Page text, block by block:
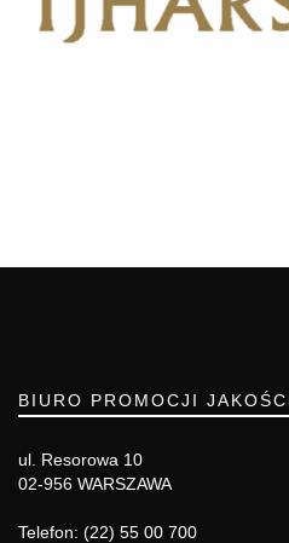
BIURO PROMOCJI
ul. Resorowa 10
02-956 WARSZAWA
Telefon: (22) 55 00 700